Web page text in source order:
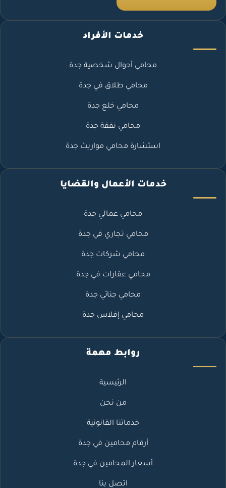
خدمات الأفراد
محامي أحوال شخصية جدة
محامي طلاق في جدة
محامي خلع جدة
محامي نفقة جدة
استشارة محامي مواريث جدة
خدمات الأعمال والقضايا
محامي عمالي جدة
محامي تجاري في جدة
محامي شركات جدة
محامي عقارات في جدة
محامي جنائي جدة
محامي إفلاس جدة
روابط مهمة
الرئيسية
من نحن
خدماتنا القانونية
أرقام محامين في جدة
أسعار المحامين في جدة
اتصل بنا